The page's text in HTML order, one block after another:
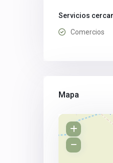
Servicios
Comercios
Mapa